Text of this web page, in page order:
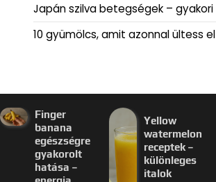
Japán szilva betegségek –
10 gyümölcs, amit azonnal ültess
Finger
banana
egészségre
gyakorolt
hatása –
Yellow
watermelon
receptek –
különleges
italok